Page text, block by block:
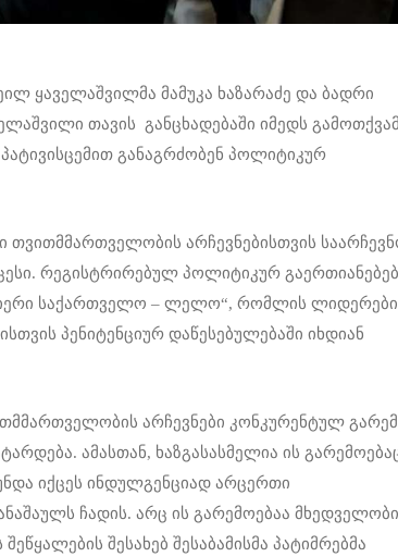
ყაველაშვილმა მამუკა ხაზარაძე და ბადრი
თავის განცხადებაში იმედს
განაგრძობენ პოლიტიკურ
არჩევნებისთვის
რეგისტრირებულ პოლიტიკურ
საქართველო – ლელო“, რომლის ლიდერები
პენიტენციურ დაწესებულებაში იხდიან
არჩევნები კონკურენტულ
ამასთან, ხაზგასასმელია ის
იქცეს ინდულგენციად არცერთი
ჩადის. არც ის გარემოებაა
შესახებ შესაბამისმა პატიმრებმა